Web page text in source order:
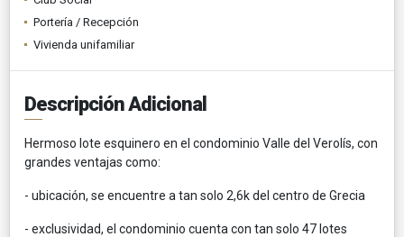
Portería / Recepción
Vivienda unifamiliar
Descripción Adicional
Hermoso lote esquinero en el condominio Valle del Verolís, con
grandes ventajas como:
- ubicación, se encuentre a tan solo 2,6k del centro de Grecia
- exclusividad, el condominio cuenta con tan solo 47 lotes